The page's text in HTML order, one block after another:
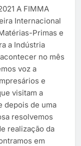
A FIMMA
Internacional
Primas e
a Indústria
no mês
voz a
e
visitam a
depois de uma
resolvemos
realização da
em